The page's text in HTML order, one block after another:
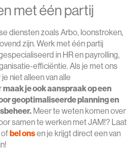
met één partij
diensten zoals Arbo, loonstroken,
zijn. Werk met één partij
in HR en payrolling,
efficiëntie. Als je met ons
niet alleen van alle
maak je ook aanspraak op een
geoptimaliseerde planning en
Meer te weten komen over
samen te werken met JAM!? Laat
ofbel onsen je krijgt direct een van